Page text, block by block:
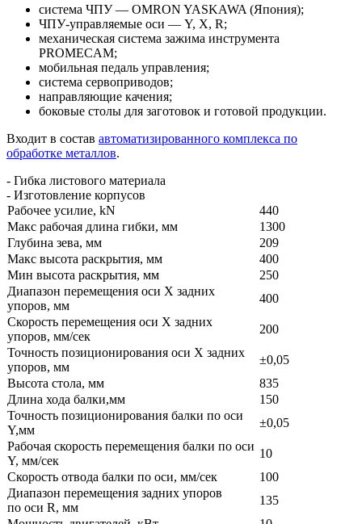
система ЧПУ — OMRON YASKAWA (Япония);
ЧПУ-управляемые оси — Y, X, R;
механическая система зажима инструмента
PROMECAM;
мобильная педаль управления;
система сервоприводов;
направляющие качения;
боковые столы для заготовок и готовой продукции.
Входит в состав автоматизированного комплекса по
обработке металлов.
- Гибка листового материала
- Изготовление корпусов
Рабочее усилие, kN
440
Макс рабочая длина гибки, мм
1300
Глубина зева, мм
209
Макс высота раскрытия, мм
400
Мин высота раскрытия, мм
250
Диапазон перемещения оси X задних
упоров, мм
400
Скорость перемещения оси X задних
упоров, мм/сек
200
Точность позиционирования оси X задних
упоров, мм
±0,05
Высота стола, мм
835
Длина хода балки,мм
150
Точность позиционирования балки по оси
Y,мм
±0,05
Рабочая скорость перемещения балки по оси
Y, мм/сек
10
Скорость отвода балки по оси, мм/сек
100
Диапазон перемещения задних упоров
по оси R, мм
135